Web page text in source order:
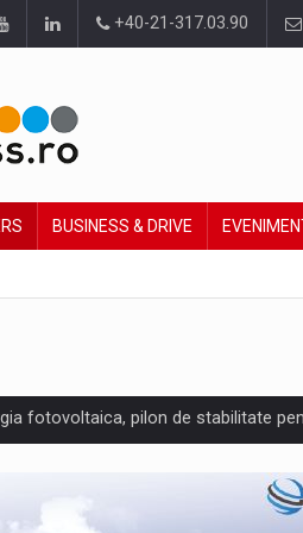
+40-21-317.03.90
BUSINESS & DRIVE
fotovoltaica, pilon de stabilitate
invatam sa spunem nu intr-o cultura
Spotlight: What SKU Level